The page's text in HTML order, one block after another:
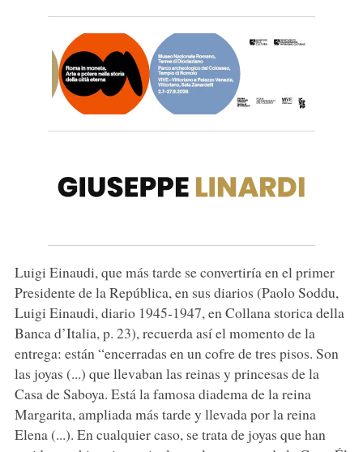
Luigi Einaudi, que más tarde se convertiría en el primer
Presidente de la República, en sus diarios (Paolo Soddu,
Luigi Einaudi, diario 1945-1947, en Collana storica della
Banca d’Italia, p. 23), recuerda así el momento de la
entrega: están “encerradas en un cofre de tres pisos. Son
las joyas (...) que llevaban las reinas y princesas de la
Casa de Saboya. Está la famosa diadema de la reina
Margarita, ampliada más tarde y llevada por la reina
Elena (...). En cualquier caso, se trata de joyas que han